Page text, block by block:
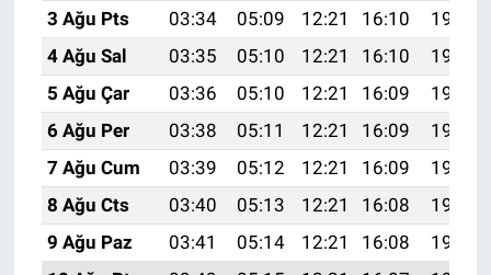
3 Ağu Pts
03:34 05:09 12:21 16:10
19:24
4 Ağu Sal
03:35 05:10 12:21 16:10
19:23
5 Ağu Çar
03:36 05:10 12:21 16:09
19:22
6 Ağu Per
03:38 05:11 12:21 16:09
19:21
7 Ağu Cum
03:39 05:12 12:21 16:09
19:20
8 Ağu Cts
03:40 05:13 12:21 16:08
19:19
9 Ağu Paz
03:41 05:14 12:21 16:08
19:18